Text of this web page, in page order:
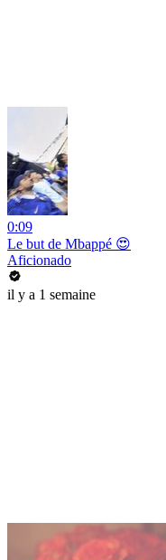
0:09
Le but de Mbappé 😍
Aficionado
il y a 1 semaine